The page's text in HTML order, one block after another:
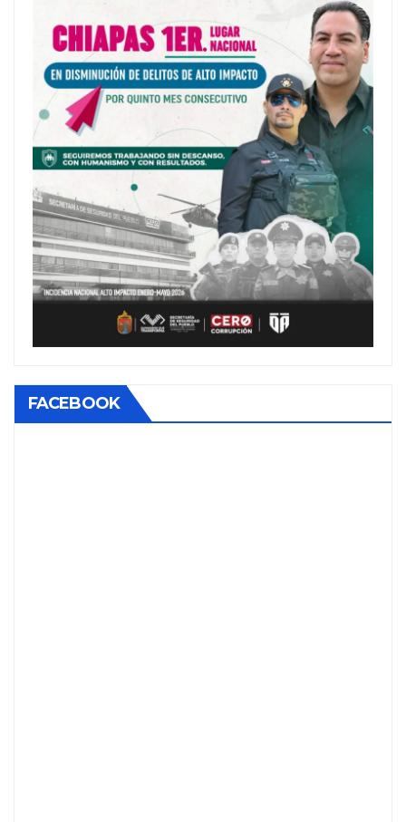
FACEBOOK